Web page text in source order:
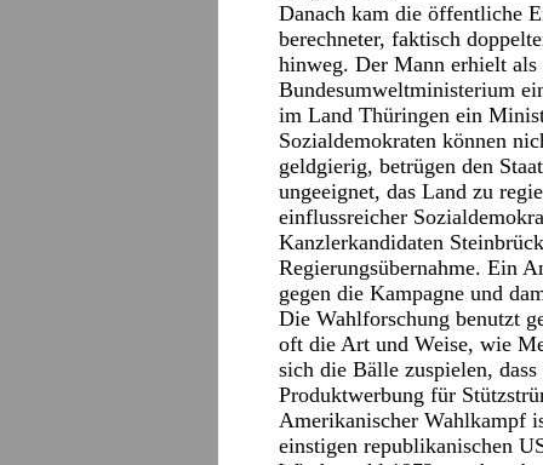
Danach kam die öffentliche
berechneter, faktisch
hinweg. Der Mann erhielt als
Bundesumweltministerium
im Land Thüringen ein
Sozialdemokraten können
geldgierig, betrügen den
ungeeignet, das Land zu
einflussreicher
Kanzlerkandidaten
Regierungsübernahme. Ein
gegen die Kampagne und
Die Wahlforschung benutzt
oft die Art und Weise, wie
sich die Bälle zuspielen,
Produktwerbung für
Amerikanischer Wahlkampf
einstigen republikanischen